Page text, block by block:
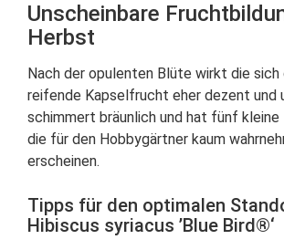
Unscheinbare
Herbst
Nach der opulenten Blüte wirkt die sich
reifende Kapselfrucht eher dezent und
schimmert bräunlich und hat fünf kleine
die für den Hobbygärtner kaum
erscheinen.
Tipps für den optimalen
Hibiscus syriacus ’Blue Bird®‘